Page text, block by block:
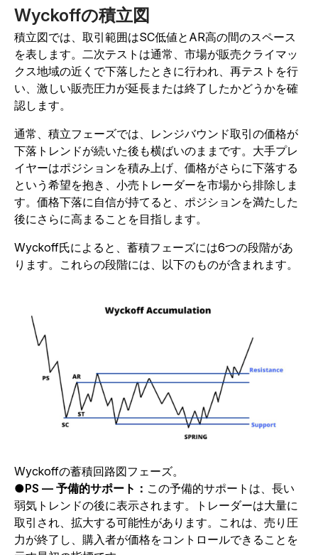
Wyckoffの積立図
積立図では、取引範囲はSC低値とAR高の間のスペース
を表します。二次テストは通常、市場が販売クライマッ
クス地域の近くで下落したときに行われ、再テストを行
い、激しい販売圧力が延長または終了したかどうかを確
認します。
通常、積立フェーズでは、レンジバウンド取引の価格が
下落トレンドが続いた後も横ばいのままです。大手プレ
イヤーはポジションを積み上げ、価格がさらに下落する
という希望を抱き、小売トレーダーを市場から排除しま
す。価格下落に自信が持てると、ポジションを満たした
後にさらに高まることを目指します。
Wyckoff氏によると、蓄積フェーズには6つの段階があ
ります。これらの段階には、以下のものが含まれます。
Wyckoffの蓄積回路図フェーズ。
●PS — 予備的サポート： この予備的サポートは、長い
弱気トレンドの後に表示されます。トレーダーは大量に
取引され、拡大する可能性があります。これは、売り圧
力が終了し、購入者が価格をコントロールできることを